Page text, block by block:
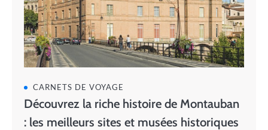
CARNETS DE VOYAGE
Découvrez la riche histoire de Montauban
: les meilleurs sites et musées historiques